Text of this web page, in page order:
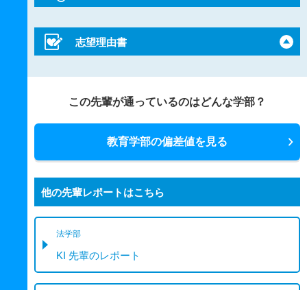
志望理由書
この先輩が通っているのはどんな学部？
教育学部の偏差値を見る
他の先輩レポートはこちら
法学部
KI 先輩のレポート